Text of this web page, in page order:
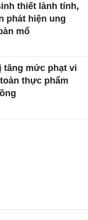
thiết lành tính,
phát hiện ung
mổ
tăng mức phạt vi
thực phẩm